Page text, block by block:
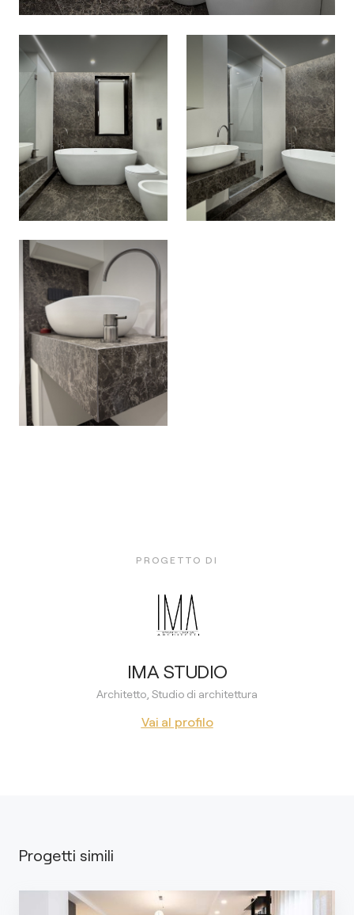
PROGETTO DI
IMA STUDIO
Architetto, Studio di architettura
Vai al profilo
Progetti simili